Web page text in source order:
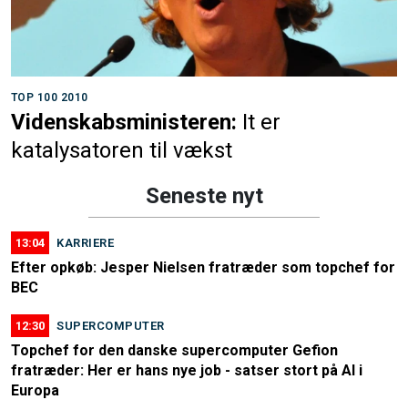
TOP 100 2010
Videnskabsministeren: It er
katalysatoren til vækst
Seneste nyt
13:04 KARRIERE
Efter opkøb: Jesper Nielsen fratræder som topchef for
BEC
12:30 SUPERCOMPUTER
Topchef for den danske supercomputer Gefion
fratræder: Her er hans nye job - satser stort på AI i
Europa